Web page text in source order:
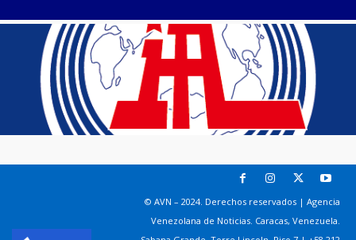
© AVN – 2024. Derechos reservados | Agencia
Venezolana de Noticias. Caracas, Venezuela.